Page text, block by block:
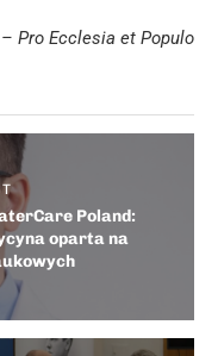
Pro Ecclesia et Populo
Poland:
oparta na